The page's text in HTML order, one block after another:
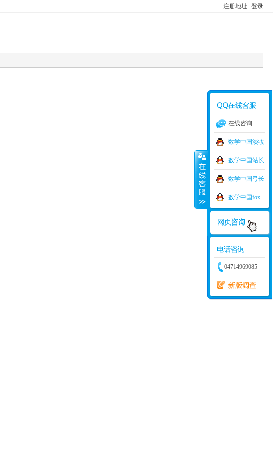
注册地址 登录
在线咨询
数学中国淡妆
数学中国站长
数学中国弓长
数学中国fox
04714969085